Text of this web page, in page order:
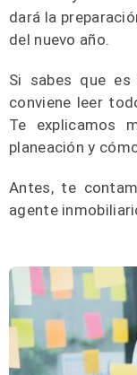
dará la
del nuevo año.
Si sabes que
conviene leer
Te explicamos
planeación y
Antes, te
agente